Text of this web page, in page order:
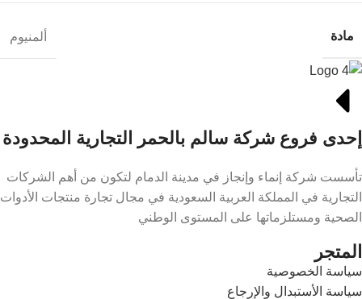
مادة ألمنيوم
إحدى فروع شركة سالم بالحمر التجارية المحدودة
تأسست شركة إنماء وإنجاز في مدينة الدمام لتكون من أهم الشركات
التجارية في المملكة العربية السعودية في مجال تجارة منتجات الأدوات
الصحية ومستلزماتها على المستوى الوطني
المتجر
سياسة الخصوصية
سياسة الأستبدال والإرجاع